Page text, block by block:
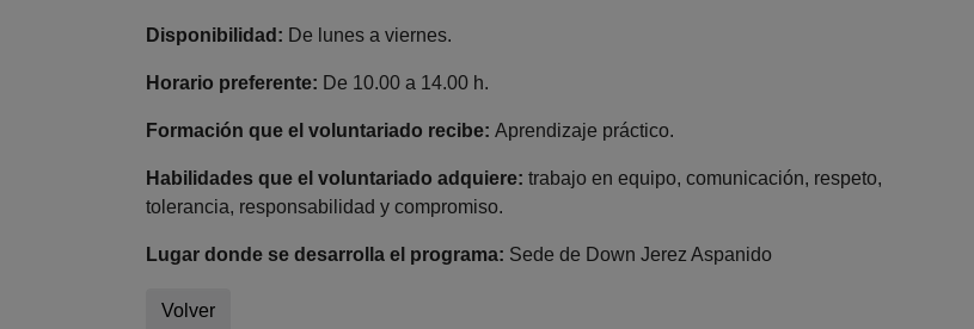
Disponibilidad: De lunes a viernes.
Horario preferente: De 10.00 a 14.00 h.
Formación que el voluntariado recibe: Aprendizaje práctico.
Habilidades que el voluntariado adquiere: trabajo en equipo, comunicación, respeto,
tolerancia, responsabilidad y compromiso.
Lugar donde se desarrolla el programa: Sede de Down Jerez Aspanido
Volver